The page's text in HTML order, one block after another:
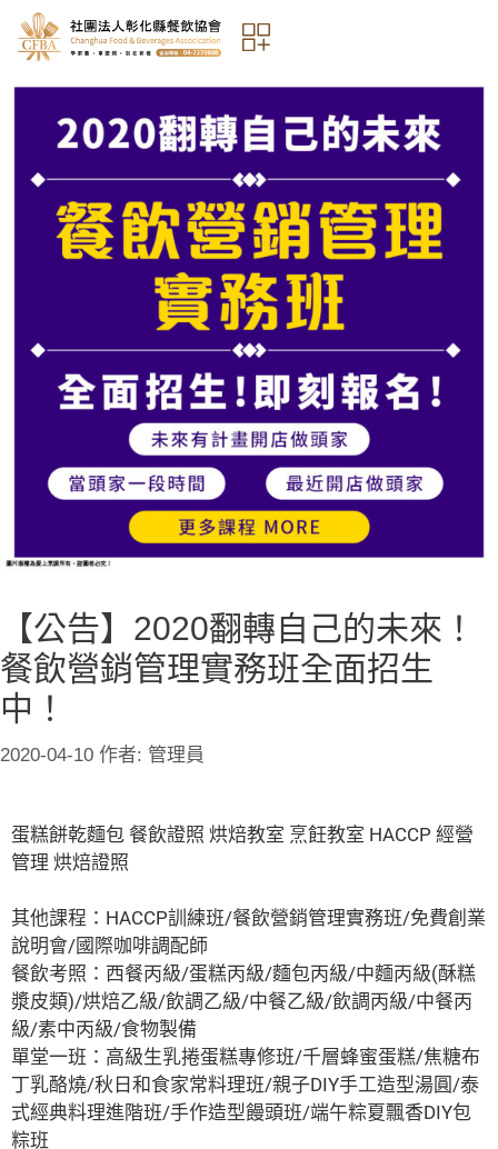
【公告】2020翻轉自己的未來！
餐飲營銷管理實務班全面招生
中！
2020-04-10 作者: 管理員
蛋糕餅乾麵包 餐飲證照 烘焙教室 烹飪教室 HACCP 經營
管理 烘焙證照
其他課程：HACCP訓練班/餐飲營銷管理實務班/免費創業
說明會/國際咖啡調配師
餐飲考照：西餐丙級/蛋糕丙級/麵包丙級/中麵丙級(酥糕
漿皮類)/烘焙乙級/飲調乙級/中餐乙級/飲調丙級/中餐丙
級/素中丙級/食物製備
單堂一班：高級生乳捲蛋糕專修班/千層蜂蜜蛋糕/焦糖布
丁乳酪燒/秋日和食家常料理班/親子DIY手工造型湯圓/泰
式經典料理進階班/手作造型饅頭班/端午粽夏飄香DIY包
粽班